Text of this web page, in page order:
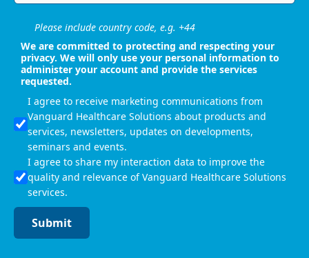
Please include country code, e.g. +44
We are committed to protecting and respecting your
privacy. We will only use your personal information to
administer your account and provide the services
requested.
I agree to receive marketing communications from
Vanguard Healthcare Solutions about products and
services, newsletters, updates on developments,
seminars and events.
I agree to share my interaction data to improve the
quality and relevance of Vanguard Healthcare Solutions
services.
Submit